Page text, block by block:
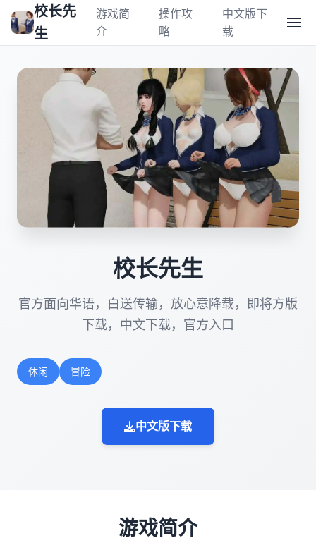
校长先
生
游戏简
介
操作攻
略
中文版下
载
校长先生
官方面向华语，白送传输，放心意降载，即将方版
下载，中文下载，官方入口
休闲 冒险
中文版下载
游戏简介